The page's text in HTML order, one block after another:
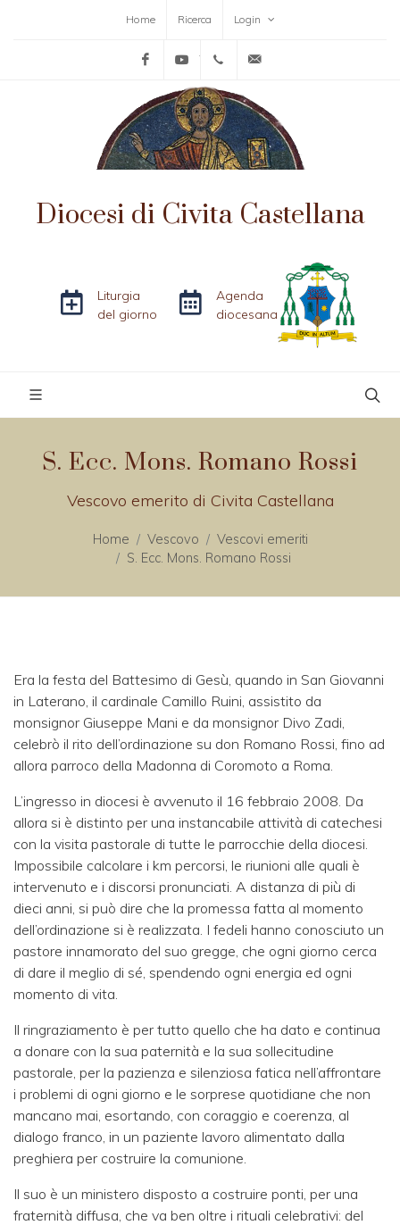
Home Ricerca Login
FacebookYouTube+39-0761-515152
Diocesi di Civita Castellana
Liturgia
del giorno
Agenda
diocesana
S. Ecc. Mons. Romano Rossi
Vescovo emerito di Civita Castellana
Home Vescovo
Vescovi emeriti
S. Ecc. Mons. Romano Rossi
Era la festa del Battesimo di Gesù, quando in San Giovanni
in Laterano, il cardinale Camillo Ruini, assistito da
monsignor Giuseppe Mani e da monsignor Divo Zadi,
celebrò il rito dell’ordinazione su don Romano Rossi, fino ad
allora parroco della Madonna di Coromoto a Roma.
L’ingresso in diocesi è avvenuto il 16 febbraio 2008. Da
allora si è distinto per una instancabile attività di catechesi
con la visita pastorale di tutte le parrocchie della diocesi.
Impossibile calcolare i km percorsi, le riunioni alle quali è
intervenuto e i discorsi pronunciati. A distanza di più di
dieci anni, si può dire che la promessa fatta al momento
dell’ordinazione si è realizzata. I fedeli hanno conosciuto un
pastore innamorato del suo gregge, che ogni giorno cerca
di dare il meglio di sé, spendendo ogni energia ed ogni
momento di vita.
Il ringraziamento è per tutto quello che ha dato e continua
a donare con la sua paternità e la sua sollecitudine
pastorale, per la pazienza e silenziosa fatica nell’affrontare
i problemi di ogni giorno e le sorprese quotidiane che non
mancano mai, esortando, con coraggio e coerenza, al
dialogo franco, in un paziente lavoro alimentato dalla
preghiera per costruire la comunione.
Il suo è un ministero disposto a costruire ponti, per una
fraternità diffusa, che va ben oltre i rituali celebrativi: del